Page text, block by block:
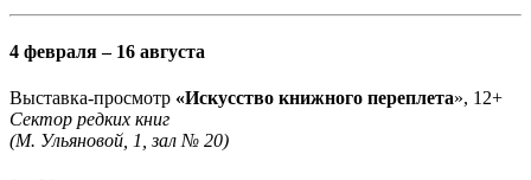
4 февраля – 16 августа
Выставка-просмотр «Искусство книжного переплета», 12+
Сектор редких книг
(М. Ульяновой, 1, зал № 20)